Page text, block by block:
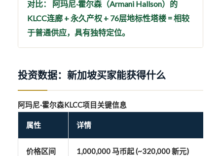
对比：
阿玛尼·霍尔森（Armani Hallson）的
KLCC连廊 + 永久产权 + 76层地标性塔楼 = 相较
于普通供应，具有独特定位。
投资数据：新加坡买家能获得什么
阿玛尼·霍尔森KLCC项目关键信息
属性 详情
价格区间 1,000,000 马币起 (~320,000 新元)